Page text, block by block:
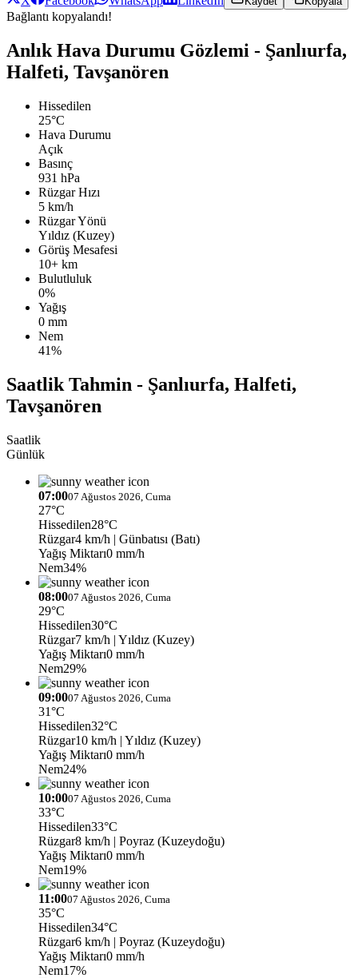
Bağlantı kopyalandı!
Anlık Hava Durumu Gözlemi - Şanlıurfa,
Halfeti, Tavşanören
Hissedilen
25°C
Hava Durumu
Açık
Basınç
931 hPa
Rüzgar Hızı
5 km/h
Rüzgar Yönü
Yıldız (Kuzey)
Görüş Mesafesi
10+ km
Bulutluluk
0%
Yağış
0 mm
Nem
41%
Saatlik Tahmin - Şanlıurfa, Halfeti,
Tavşanören
Saatlik
Günlük
07:0007 Ağustos 2026, Cuma
27°C
Hissedilen28°C
Rüzgar4 km/h | Günbatısı (Batı)
Yağış Miktarı0 mm/h
Nem34%
08:0007 Ağustos 2026, Cuma
29°C
Hissedilen30°C
Rüzgar7 km/h | Yıldız (Kuzey)
Yağış Miktarı0 mm/h
Nem29%
09:0007 Ağustos 2026, Cuma
31°C
Hissedilen32°C
Rüzgar10 km/h | Yıldız (Kuzey)
Yağış Miktarı0 mm/h
Nem24%
10:0007 Ağustos 2026, Cuma
33°C
Hissedilen33°C
Rüzgar8 km/h | Poyraz (Kuzeydoğu)
Yağış Miktarı0 mm/h
Nem19%
11:0007 Ağustos 2026, Cuma
35°C
Hissedilen34°C
Rüzgar6 km/h | Poyraz (Kuzeydoğu)
Yağış Miktarı0 mm/h
Nem17%